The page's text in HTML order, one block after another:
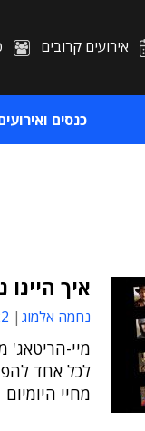
אירועים קרובים
כנסים
איך היינו
נחמה אלמוג
לכל אחד
מחיי היומיום